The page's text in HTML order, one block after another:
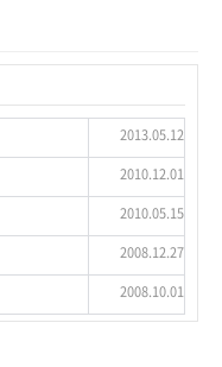
2013.05.12
2010.12.01
2010.05.15
2008.12.27
2008.10.01